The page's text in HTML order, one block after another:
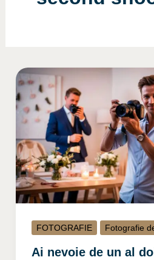
FOTOGRAFIE Fotografie
Ai nevoie de un al